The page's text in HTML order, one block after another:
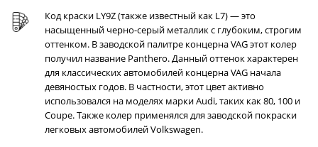
Код краски LY9Z (также известный как L7) — это
насыщенный черно-серый металлик с глубоким, строгим
оттенком. В заводской палитре концерна VAG этот колер
получил название Panthero. Данный оттенок характерен
для классических автомобилей концерна VAG начала
девяностых годов. В частности, этот цвет активно
использовался на моделях марки Audi, таких как 80, 100 и
Coupe. Также колер применялся для заводской покраски
легковых автомобилей Volkswagen.